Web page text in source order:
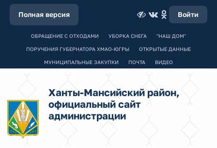
Полная версия Войти
ОБРАЩЕНИЕ С ОТХОДАМИ УБОРКА СНЕГА "НАШ ДОМ"
ПОРУЧЕНИЯ ГУБЕРНАТОРА ХМАО-ЮГРЫ ОТКРЫТЫЕ ДАННЫЕ
МУНИЦИПАЛЬНЫЕ ЗАКУПКИ ПОЧТА ВИДЕО
Ханты-Мансийский район,
официальный сайт
администрации